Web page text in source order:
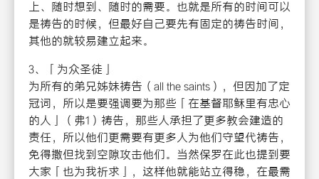
上、随时想到、随时的需要。也就是所有的时间可以
是祷告的时候，但最好自己要先有固定的祷告时间，
其他的就较易建立起来。
3、「为众圣徒」
为所有的弟兄姊妹祷告（all the saints），但因加了定
冠词，所以是要强调要为那些「在基督耶稣里有忠心
的人」（弗1）祷告，那些人承担了更多教会建造的
责任，所以他们更需要有更多人为他们守望代祷告，
免得撒但找到空隙攻击他们。当然保罗在此也提到要
大家「也为我祈求」，这样他就能站立得稳，在最需